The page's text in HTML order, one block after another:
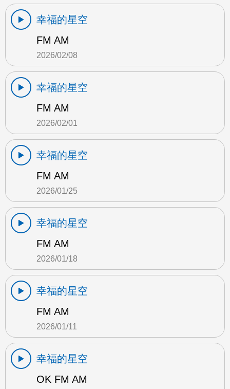
幸福的星空
FM AM
2026/02/08
幸福的星空
FM AM
2026/02/01
幸福的星空
FM AM
2026/01/25
幸福的星空
FM AM
2026/01/18
幸福的星空
FM AM
2026/01/11
幸福的星空
OK FM AM